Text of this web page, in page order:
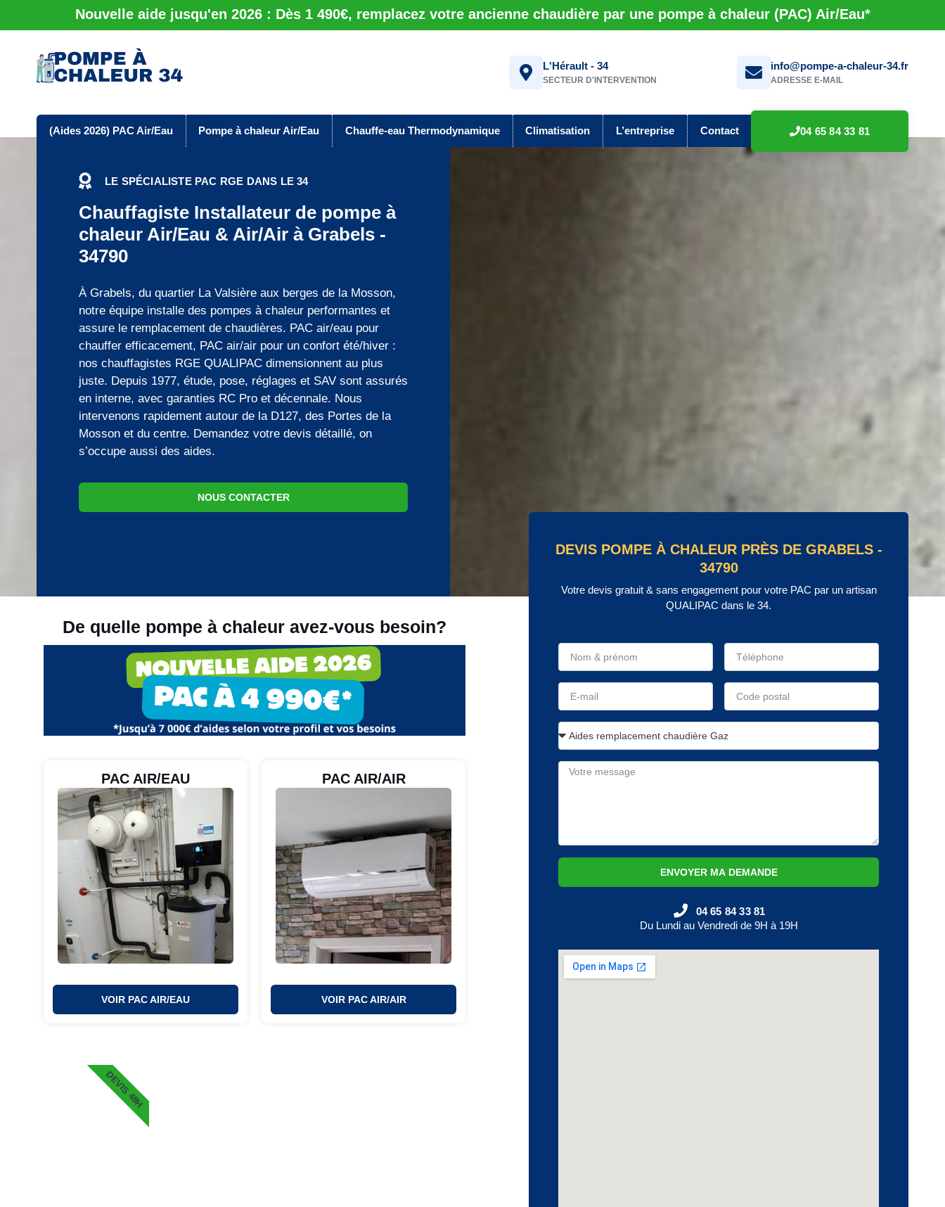
Nouvelle aide jusqu'en 2026 : Dès 1 490€, remplacez votre ancienne chaudière par une pompe à chaleur (PAC) Air/Eau*
L'Hérault - 34
SECTEUR D'INTERVENTION
info@pompe-a-chaleur-34.fr
ADRESSE E-MAIL
(Aides 2026) PAC Air/Eau Pompe à chaleur Air/Eau Chauffe-eau Thermodynamique Climatisation L’entreprise Contact 04 65 84 33 81
LE SPÉCIALISTE PAC RGE DANS LE 34
Chauffagiste Installateur de pompe à
chaleur Air/Eau & Air/Air à Grabels -
34790
À Grabels, du quartier La Valsière aux berges de la Mosson,
notre équipe installe des pompes à chaleur performantes et
assure le remplacement de chaudières. PAC air/eau pour
chauffer efficacement, PAC air/air pour un confort été/hiver :
nos chauffagistes RGE QUALIPAC dimensionnent au plus
juste. Depuis 1977, étude, pose, réglages et SAV sont assurés
en interne, avec garanties RC Pro et décennale. Nous
intervenons rapidement autour de la D127, des Portes de la
Mosson et du centre. Demandez votre devis détaillé, on
s’occupe aussi des aides.
NOUS CONTACTER
De quelle pompe à chaleur avez-vous besoin?
PAC AIR/EAU
VOIR PAC AIR/EAU
PAC AIR/AIR
VOIR PAC AIR/AIR
DEVIS 48H
DEVIS POMPE À CHALEUR PRÈS DE GRABELS -
34790
Votre devis gratuit & sans engagement pour votre PAC par un artisan
QUALIPAC dans le 34.
ENVOYER MA DEMANDE
04 65 84 33 81
Du Lundi au Vendredi de 9H à 19H